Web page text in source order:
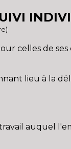
celles de
lieu à la
auquel